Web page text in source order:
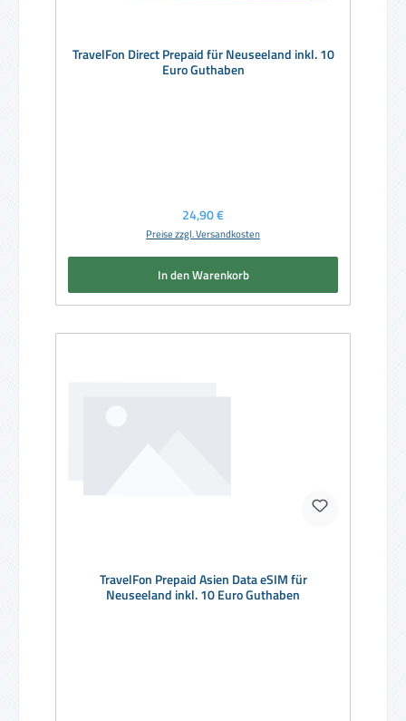
TravelFon Direct Prepaid für Neuseeland inkl. 10
Euro Guthaben
Regulärer Preis:
24,90 €
Preise zzgl. Versandkosten
In den Warenkorb
TravelFon Prepaid Asien Data eSIM für
Neuseeland inkl. 10 Euro Guthaben